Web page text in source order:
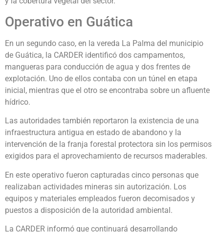
Operativo en Guática
En un segundo caso, en la vereda La Palma del municipio
de Guática, la CARDER identificó dos campamentos,
mangueras para conducción de agua y dos frentes de
explotación. Uno de ellos contaba con un túnel en etapa
inicial, mientras que el otro se encontraba sobre un afluente
hídrico.
Las autoridades también reportaron la existencia de una
infraestructura antigua en estado de abandono y la
intervención de la franja forestal protectora sin los permisos
exigidos para el aprovechamiento de recursos maderables.
En este operativo fueron capturadas cinco personas que
realizaban actividades mineras sin autorización. Los
equipos y materiales empleados fueron decomisados y
puestos a disposición de la autoridad ambiental.
La CARDER informó que continuará desarrollando